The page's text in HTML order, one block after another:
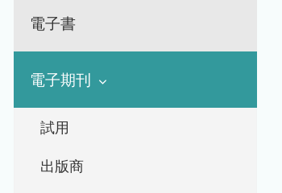
電子書
電子期刊
試用
出版商